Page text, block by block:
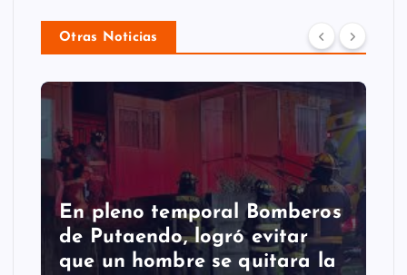
Otras Noticias
Putaendo espera al
Sernageomin para analizar
retiro de enorme roca que